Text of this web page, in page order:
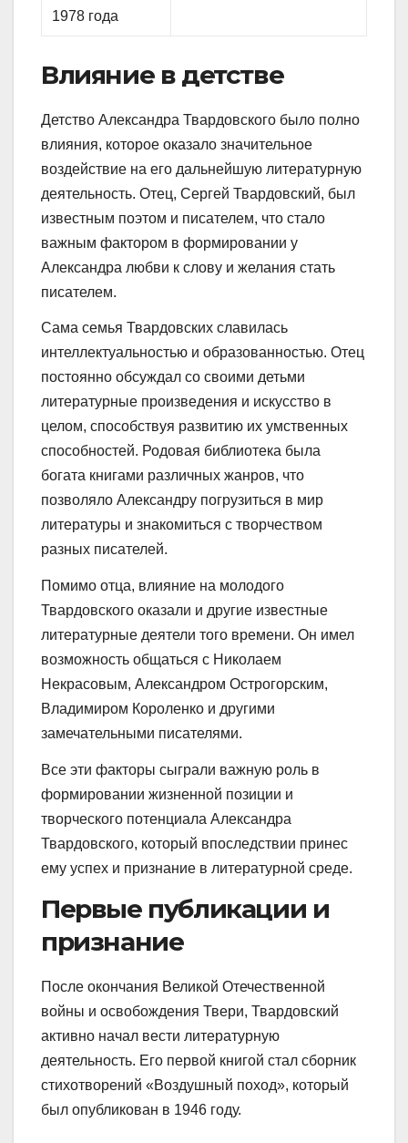
1978 года
Влияние в детстве
Детство Александра Твардовского было полно
влияния, которое оказало значительное
воздействие на его дальнейшую литературную
деятельность. Отец, Сергей Твардовский, был
известным поэтом и писателем, что стало
важным фактором в формировании у
Александра любви к слову и желания стать
писателем.
Сама семья Твардовских славилась
интеллектуальностью и образованностью. Отец
постоянно обсуждал со своими детьми
литературные произведения и искусство в
целом, способствуя развитию их умственных
способностей. Родовая библиотека была
богата книгами различных жанров, что
позволяло Александру погрузиться в мир
литературы и знакомиться с творчеством
разных писателей.
Помимо отца, влияние на молодого
Твардовского оказали и другие известные
литературные деятели того времени. Он имел
возможность общаться с Николаем
Некрасовым, Александром Острогорским,
Владимиром Короленко и другими
замечательными писателями.
Все эти факторы сыграли важную роль в
формировании жизненной позиции и
творческого потенциала Александра
Твардовского, который впоследствии принес
ему успех и признание в литературной среде.
Первые публикации и
признание
После окончания Великой Отечественной
войны и освобождения Твери, Твардовский
активно начал вести литературную
деятельность. Его первой книгой стал сборник
стихотворений «Воздушный поход», который
был опубликован в 1946 году.